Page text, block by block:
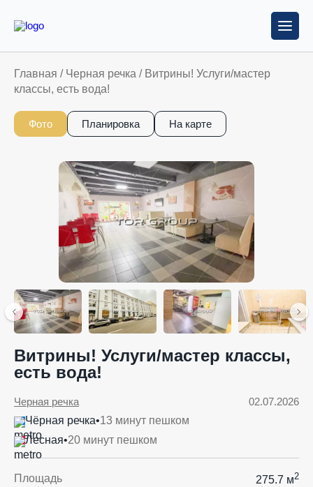
Главная / Черная речка / Витрины! Услуги/мастер
классы, есть вода!
Фото Планировка На карте
Витрины! Услуги/мастер классы,
есть вода!
02.07.2026
Черная речка
Чёрная речка•13 минут пешком
Лесная•20 минут пешком
Площадь 275.7 м2